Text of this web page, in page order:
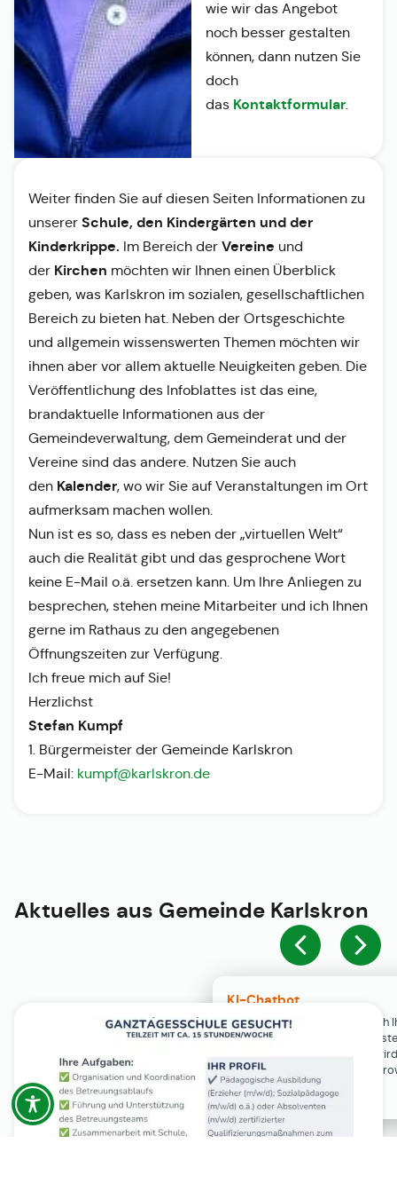
KI-Chatbot
Der KI-Chatbot steht erst nach
Einwilligung in den Cookie-
Verfügung. Der Chat-Verlauf
ausschließlich lokal in Ihrem
gespeichert.
wie wir das Angebot
noch besser gestalten
können, dann nutzen Sie
doch
das Kontaktformular.
Weiter finden Sie auf diesen Seiten Informationen zu
unserer Schule, den Kindergärten und der
Kinderkrippe. Im Bereich der Vereine und
der Kirchen möchten wir Ihnen einen Überblick
geben, was Karlskron im sozialen, gesellschaftlichen
Bereich zu bieten hat. Neben der Ortsgeschichte
und allgemein wissenswerten Themen möchten wir
ihnen aber vor allem aktuelle Neuigkeiten geben. Die
Veröffentlichung des Infoblattes ist das eine,
brandaktuelle Informationen aus der
Gemeindeverwaltung, dem Gemeinderat und der
Vereine sind das andere. Nutzen Sie auch
den Kalender, wo wir Sie auf Veranstaltungen im Ort
aufmerksam machen wollen.
Nun ist es so, dass es neben der „virtuellen Welt“
auch die Realität gibt und das gesprochene Wort
keine E-Mail o.ä. ersetzen kann. Um Ihre Anliegen zu
besprechen, stehen meine Mitarbeiter und ich Ihnen
gerne im Rathaus zu den angegebenen
Öffnungszeiten zur Verfügung.
Ich freue mich auf Sie!
Herzlichst
Stefan Kumpf
1. Bürgermeister der Gemeinde Karlskron
E-Mail: kumpf@karlskron.de
Aktuelles aus Gemeinde Karlskron